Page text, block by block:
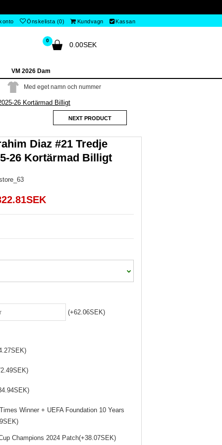
Önskelista (0) Kundvagn Kassan
0
0.00SEK
VM 2026 Dam
Med eget namn och nummer
26 Kortärmad Billigt
NEXT PRODUCT
Diaz #21 Tredje
26 Kortärmad Billigt
(+62.06SEK)
Winner + UEFA Foundation 10 Years
Champions 2024 Patch(+38.07SEK)